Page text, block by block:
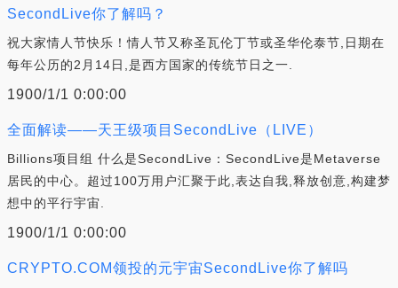
SecondLive你了解吗？
祝大家情人节快乐！情人节又称圣瓦伦丁节或圣华伦泰节,日期在
每年公历的2月14日,是西方国家的传统节日之一.
1900/1/1 0:00:00
全面解读——天王级项目SecondLive（LIVE）
Billions项目组 什么是SecondLive：SecondLive是Metaverse
居民的中心。超过100万用户汇聚于此,表达自我,释放创意,构建梦
想中的平行宇宙.
1900/1/1 0:00:00
CRYPTO.COM领投的元宇宙SecondLive你了解吗